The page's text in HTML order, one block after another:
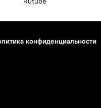
конфиденциальности